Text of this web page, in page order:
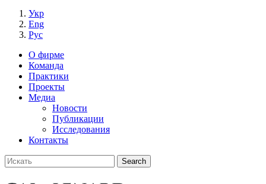
Укр
Eng
Рус
О фирме
Команда
Практики
Проекты
Медиа
Новости
Публикации
Исследования
Контакты